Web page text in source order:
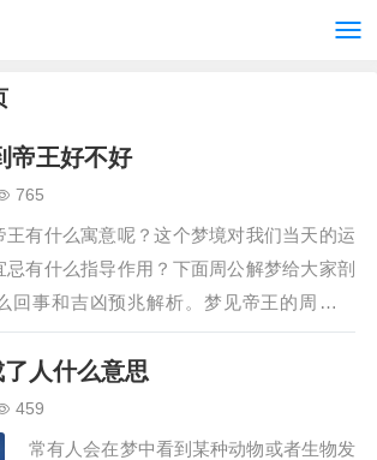
帝王好不好
765
王有什么寓意呢？这个梦境对我们当天的运
有什么指导作用？下面周公解梦给大家剖
回事和吉凶预兆解析。梦见帝王的周公解
到帝王，梦见与帝王是同一家人，暗示家庭
与帝王说话…
人什么意思
459
常有人会在梦中看到某种动物或者生物发